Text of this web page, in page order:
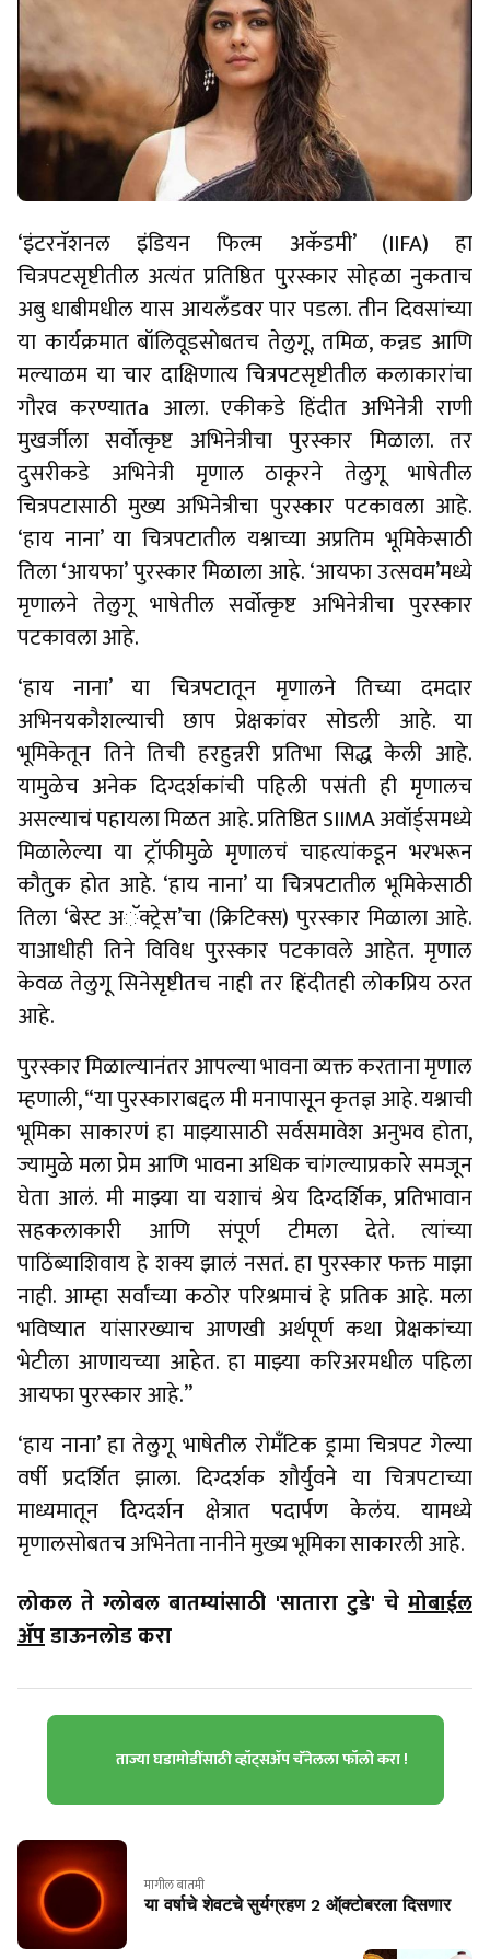
‘इंटरनॅशनल इंडियन फिल्म अकॅडमी’ (IIFA) हा
चित्रपटसृष्टीतील अत्यंत प्रतिष्ठित पुरस्कार सोहळा नुकताच
अबु धाबीमधील यास आयलँडवर पार पडला. तीन दिवसांच्या
या कार्यक्रमात बॉलिवूडसोबतच तेलुगू, तमिळ, कन्नड आणि
मल्याळम या चार दाक्षिणात्य चित्रपटसृष्टीतील कलाकारांचा
गौरव करण्यातa आला. एकीकडे हिंदीत अभिनेत्री राणी
मुखर्जीला सर्वोत्कृष्ट अभिनेत्रीचा पुरस्कार मिळाला. तर
दुसरीकडे अभिनेत्री मृणाल ठाकूरने तेलुगू भाषेतील
चित्रपटासाठी मुख्य अभिनेत्रीचा पुरस्कार पटकावला आहे.
‘हाय नाना’ या चित्रपटातील यश्नाच्या अप्रतिम भूमिकेसाठी
तिला ‘आयफा’ पुरस्कार मिळाला आहे. ‘आयफा उत्सवम’मध्ये
मृणालने तेलुगू भाषेतील सर्वोत्कृष्ट अभिनेत्रीचा पुरस्कार
पटकावला आहे.
‘हाय नाना’ या चित्रपटातून मृणालने तिच्या दमदार
अभिनयकौशल्याची छाप प्रेक्षकांवर सोडली आहे. या
भूमिकेतून तिने तिची हरहुन्नरी प्रतिभा सिद्ध केली आहे.
यामुळेच अनेक दिग्दर्शकांची पहिली पसंती ही मृणालच
असल्याचं पहायला मिळत आहे. प्रतिष्ठित SIIMA अवॉर्ड्समध्ये
मिळालेल्या या ट्रॉफीमुळे मृणालचं चाहत्यांकडून भरभरून
कौतुक होत आहे. ‘हाय नाना’ या चित्रपटातील भूमिकेसाठी
तिला ‘बेस्ट अॅक्ट्रेस’चा (क्रिटिक्स) पुरस्कार मिळाला आहे.
याआधीही तिने विविध पुरस्कार पटकावले आहेत. मृणाल
केवळ तेलुगू सिनेसृष्टीतच नाही तर हिंदीतही लोकप्रिय ठरत
आहे.
पुरस्कार मिळाल्यानंतर आपल्या भावना व्यक्त करताना मृणाल
म्हणाली, “या पुरस्काराबद्दल मी मनापासून कृतज्ञ आहे. यश्नाची
भूमिका साकारणं हा माझ्यासाठी सर्वसमावेश अनुभव होता,
ज्यामुळे मला प्रेम आणि भावना अधिक चांगल्याप्रकारे समजून
घेता आलं. मी माझ्या या यशाचं श्रेय दिग्दर्शिक, प्रतिभावान
सहकलाकारी आणि संपूर्ण टीमला देते. त्यांच्या
पाठिंब्याशिवाय हे शक्य झालं नसतं. हा पुरस्कार फक्त माझा
नाही. आम्हा सर्वांच्या कठोर परिश्रमाचं हे प्रतिक आहे. मला
भविष्यात यांसारख्याच आणखी अर्थपूर्ण कथा प्रेक्षकांच्या
भेटीला आणायच्या आहेत. हा माझ्या करिअरमधील पहिला
आयफा पुरस्कार आहे.”
‘हाय नाना’ हा तेलुगू भाषेतील रोमँटिक ड्रामा चित्रपट गेल्या
वर्षी प्रदर्शित झाला. दिग्दर्शक शौर्युवने या चित्रपटाच्या
माध्यमातून दिग्दर्शन क्षेत्रात पदार्पण केलंय. यामध्ये
मृणालसोबतच अभिनेता नानीने मुख्य भूमिका साकारली आहे.
लोकल ते ग्लोबल बातम्यांसाठी 'सातारा टुडे' चे मोबाईल
ॲपडाऊनलोड करा
ताज्या घडामोडींसाठी व्हॉट्सॲप चॅनेलला फॉलो करा !
मागील बातमी
या वर्षाचे शेवटचे सुर्यग्रहण 2 ऑ्क्टोबरला दिसणार